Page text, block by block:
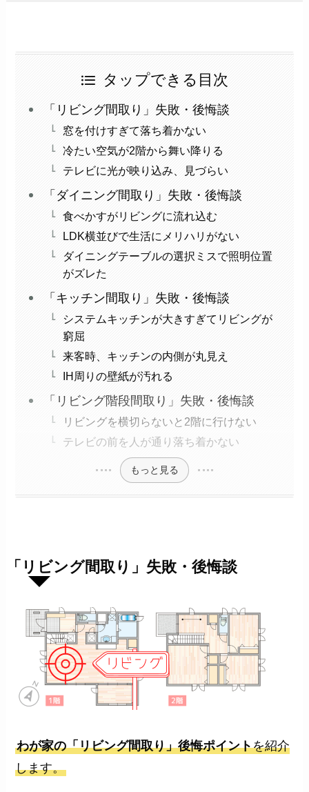
タップできる目次
「リビング間取り」失敗・後悔談
窓を付けすぎて落ち着かない
冷たい空気が2階から舞い降りる
テレビに光が映り込み、見づらい
「ダイニング間取り」失敗・後悔談
食べかすがリビングに流れ込む
LDK横並びで生活にメリハリがない
ダイニングテーブルの選択ミスで照明位置
がズレた
「キッチン間取り」失敗・後悔談
システムキッチンが大きすぎてリビングが
窮屈
来客時、キッチンの内側が丸見え
IH周りの壁紙が汚れる
「リビング階段間取り」失敗・後悔談
リビングを横切らないと2階に行けない
テレビの前を人が通り落ち着かない
もっと見る
「リビング間取り」失敗・後悔談
わが家の「リビング間取り」後悔ポイントを紹介
します。